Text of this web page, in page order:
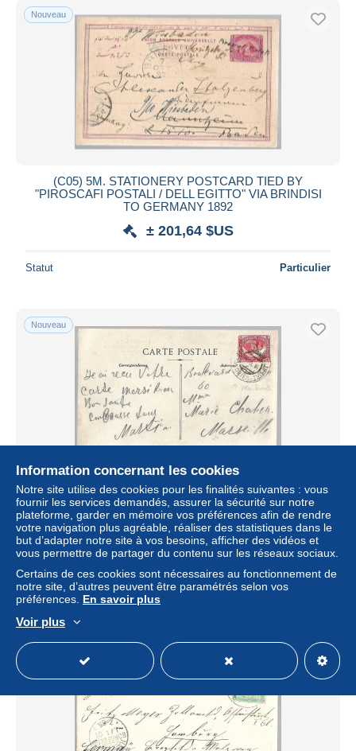
Nouveau
(C05) 5M. STATIONERY POSTCARD TIED BY
"PIROSCAFI POSTALI / DELL EGITTO" VIA BRINDISI
TO GERMANY 1892
± 201,64 $US
Statut Particulier
Nouveau
(C05) 4M. STAMP ON PICTURE POSTCARD (S.S.
KARNAK)TIED BY "ALEXANDRIEN – TRIEST" ON 26.11.
14 - TO FRANCE
± 201,64 $US
Statut Particulier
Information concernant les cookies
Notre site utilise des cookies pour les finalités suivantes : vous
fournir les services demandés, assurer la sécurité sur notre
plateforme, garder en mémoire vos préférences afin de rendre
votre navigation plus agréable, réaliser des statistiques dans le
but d’adapter notre site à vos besoins, afficher des vidéos et
vous permettre de partager du contenu sur les réseaux sociaux.
Certains de ces cookies sont nécessaires au fonctionnement de
notre site, d’autres peuvent être paramétrés selon vos
préférences. En savoir plus
Voir plus